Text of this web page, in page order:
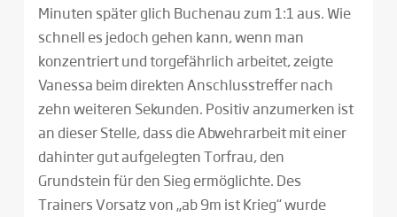
Minuten später glich Buchenau zum 1:1 aus. Wie
schnell es jedoch gehen kann, wenn man
konzentriert und torgefährlich arbeitet, zeigte
Vanessa beim direkten Anschlusstreffer nach
zehn weiteren Sekunden. Positiv anzumerken ist
an dieser Stelle, dass die Abwehrarbeit mit einer
dahinter gut aufgelegten Torfrau, den
Grundstein für den Sieg ermöglichte. Des
Trainers Vorsatz von „ab 9m ist Krieg“ wurde